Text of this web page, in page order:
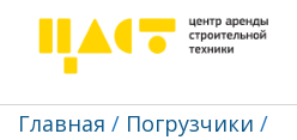
Главная
Погрузчики